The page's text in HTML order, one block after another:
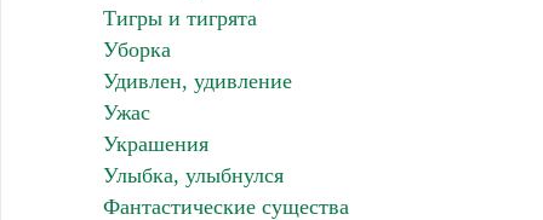
Тигры и тигрята
Уборка
Удивлен, удивление
Ужас
Украшения
Улыбка, улыбнулся
Фантастические существа